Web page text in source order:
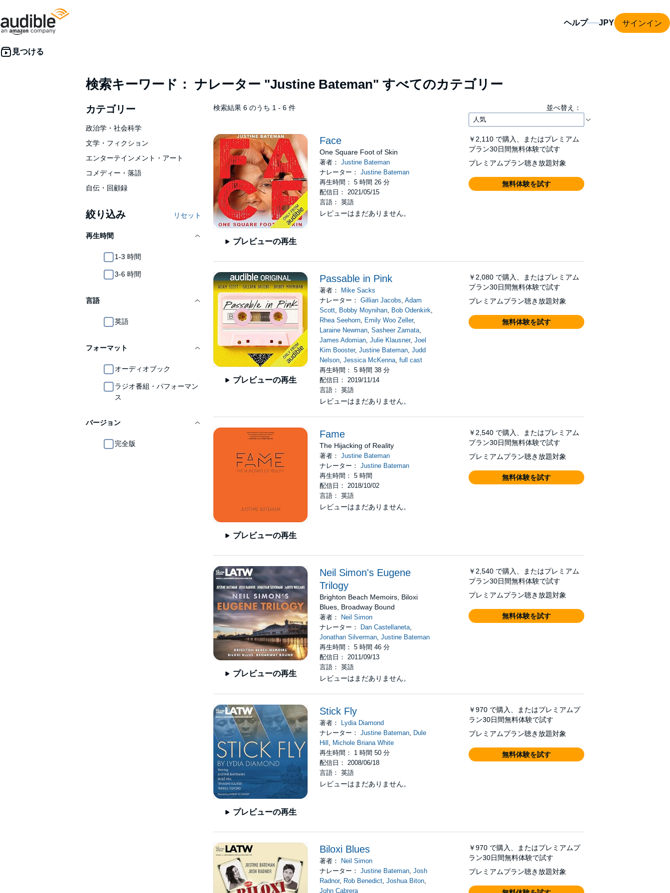
ヘルプ サインイン
検索キーワード： ナレーター "Justine Bateman" すべてのカテゴリー
カテゴリー
政治学・社会科学
文学・フィクション
エンターテインメント・アート
コメディー・落語
自伝・回顧録
絞り込み リセット
再生時間
1-3 時間
3-6 時間
言語
英語
フォーマット
オーディオブック
ラジオ番組・パフォーマン
ス
バージョン
完全版
検索結果 6 のうち 1 - 6 件 並べ替え：
プレビューの再生
Face
One Square Foot of Skin
著者：Justine Bateman
ナレーター：Justine Bateman
再生時間： 5 時間 26 分
配信日： 2021/05/15
言語： 英語
レビューはまだありません。
￥2,110 で購入、またはプレミアム
プラン30日間無料体験で試す
プレミアムプラン聴き放題対象
無料体験を試す
プレビューの再生
Passable in Pink
著者：
Mike Sacks
ナレーター：Gillian Jacobs,Adam
Scott, Bobby Moynihan, Bob Odenkirk,
Rhea Seehorn, Emily Woo Zeller,
Laraine Newman,Sasheer Zamata,
James Adomian,Julie Klausner,Joel
Kim Booster,Justine Bateman,Judd
Nelson,Jessica McKenna,full cast
再生時間： 5 時間 38 分
配信日： 2019/11/14
言語： 英語
レビューはまだありません。
￥2,080 で購入、またはプレミアム
プラン30日間無料体験で試す
プレミアムプラン聴き放題対象
無料体験を試す
プレビューの再生
Fame
The Hijacking of Reality
著者：Justine Bateman
ナレーター：Justine Bateman
再生時間： 5 時間
配信日： 2018/10/02
言語： 英語
レビューはまだありません。
￥2,540 で購入、またはプレミアム
プラン30日間無料体験で試す
プレミアムプラン聴き放題対象
無料体験を試す
プレビューの再生
Neil Simon's Eugene
Trilogy
Brighton Beach Memoirs, Biloxi
Blues, Broadway Bound
著者： Neil Simon
ナレーター： Dan Castellaneta
Jonathan Silverman ,Justine Bateman
再生時間： 5 時間 46 分
配信日： 2011/09/13
言語： 英語
レビューはまだありません。
￥2,540 で購入、またはプレミアム
プラン30日間無料体験で試す
プレミアムプラン聴き放題対象
無料体験を試す
プレビューの再生
Stick Fly
著者： Lydia Diamond
ナレーター：Justine Bateman Dule
Hill
Michole Briana White
再生時間： 1 時間 50 分
配信日： 2008/06/18
言語： 英語
レビューはまだありません。
￥970 で購入、またはプレミアムプ
ラン30日間無料体験で試す
プレミアムプラン聴き放題対象
無料体験を試す
Biloxi Blues
著者：
Neil Simon
ナレーター：Justine Bateman ,Josh
Radnor, Rob Benedict ,Joshua Biton
John Cabrera
￥970 で購入、またはプレミアムプ
ラン30日間無料体験で試す
プレミアムプラン聴き放題対象